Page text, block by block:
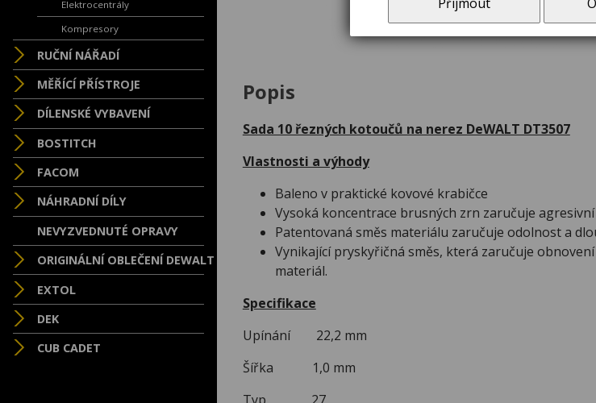
Elektrocentrály
Kompresory
RUČNÍ NÁŘADÍ
MĚŘÍCÍ PŘÍSTROJE
DÍLENSKÉ VYBAVENÍ
BOSTITCH
FACOM
NÁHRADNÍ DÍLY
NEVYZVEDNUTÉ OPRAVY
ORIGINÁLNÍ OBLEČENÍ DEWALT
EXTOL
DEK
CUB CADET
Popis
Sada 10 řezných kotoučů na nerez DeWALT DT3507
Vlastnosti a výhody
Baleno v praktické kovové krabičce
Vysoká koncentrace brusných zrn zaručuje
Patentovaná směs materiálu zaručuje odolnost a
Vynikající pryskyřičná směs, která zaručuje
materiál.
Specifikace
Upínání 22,2 mm
Šířka 1,0 mm